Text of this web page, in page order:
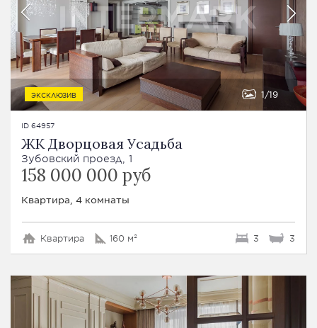
ЭКСКЛЮЗИВ 1 19
ID 64957
ЖК Дворцовая Усадьба
Зубовский проезд, 1
158 000 000 руб
Квартира, 4 комнаты
Квартира 160 м² 3 3